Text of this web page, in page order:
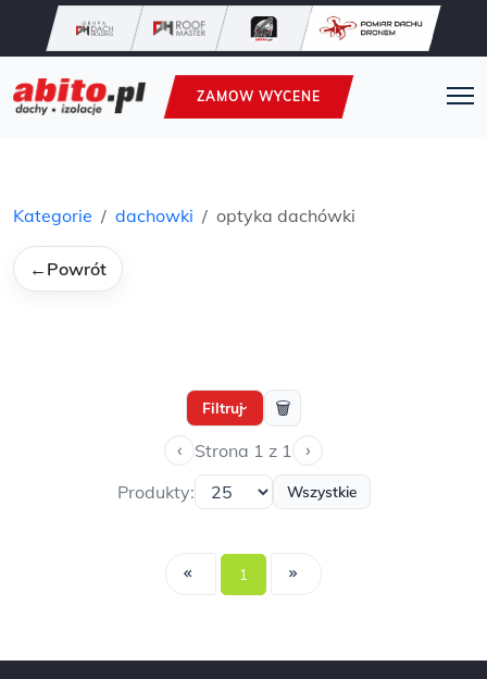
ZAMOW WYCENE
Kategorie dachowki optyka dachówki
← Powrót
Filtruj› 🗑
‹ Strona 1 z 1 ›
Produkty: Wszystkie
1